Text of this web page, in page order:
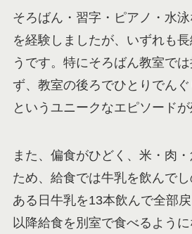
そろばん・習字・ピアノ・水
を経験しましたが、いずれも
うです。特にそろばん教室で
ず、教室の後ろでひとりでん
というユニークなエピソードが
また、偏食がひどく、米・肉
ため、給食では牛乳を飲んでし
ある日牛乳を13本飲んで全部
以降給食を別室で食べるよう